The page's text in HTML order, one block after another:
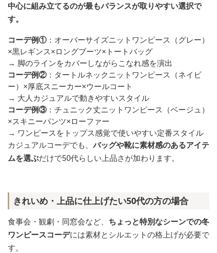
中心に組み立てるのが最もバランスが取りやすい選択で
す。
コーデ例①：オーバーサイズニットワンピース（グレー）
×黒レギンス×ロングブーツ×トートバッグ
→ 脚のラインをカバーしながらこなれ感を演出
コーデ例②：タートルネックニットワンピース（ネイビ
ー）×厚底スニーカー×ウールコート
→ 大人カジュアルで動きやすいスタイル
コーデ例③：チュニック丈ニットワンピース（ベージュ）
×スキニーパンツ×ローファー
→ ワンピースをトップス感覚で使いやすい定番スタイル
カジュアルコーデでも、バッグや靴に素材感のあるアイテ
ムを選ぶだけで50代らしい上品さが加わります。
きれいめ・上品に仕上げたい50代の方の場合
食事会・観劇・同窓会など、 ちょっと特別なシーンでの冬
ワンピースコーデには素材とシルエットの格上げが必要で
す。